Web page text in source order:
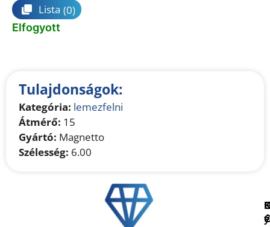
Lista (0)
Elfogyott
Tulajdonságok:
Kategória: lemezfelni
Átmérő: 15
Gyártó: Magnetto
Szélesség: 6.00
K
é
K
e
y